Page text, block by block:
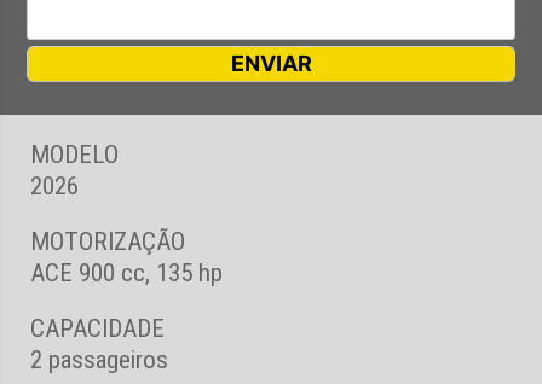
MODELO
2026
MOTORIZAÇÃO
ACE 900 cc, 135 hp
CAPACIDADE
2 passageiros